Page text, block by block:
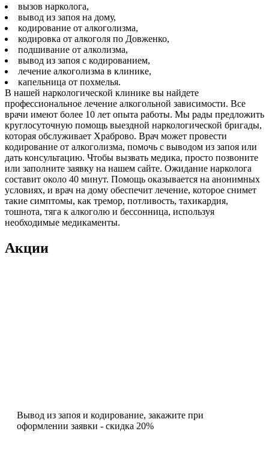
вызов нарколога,
вывод из запоя на дому,
кодирование от алкоголизма,
кодировка от алкоголя по Довженко,
подшивание от алколизма,
вывод из запоя с кодированием,
лечение алкоголизма в клинике,
капельница от похмелья.
В нашей наркологической клинике вы найдете
профессиональное лечение алкогольной зависимости. Все
врачи имеют более 10 лет опыта работы. Мы рады предложить
круглосуточную помощь выездной наркологической бригады,
которая обслуживает Храброво. Врач может провести
кодирование от алкоголизма, помочь с выводом из запоя или
дать консультацию. Чтобы вызвать медика, просто позвоните
или заполните заявку на нашем сайте. Ожидание нарколога
составит около 40 минут. Помощь оказывается на анонимных
условиях, и врач на дому обеспечит лечение, которое снимет
такие симптомы, как тремор, потливость, тахикардия,
тошнота, тяга к алкоголю и бессонница, используя
необходимые медикаменты.
Акции
Вывод из запоя и кодирование, закажите при
оформлении заявки - скидка 20%